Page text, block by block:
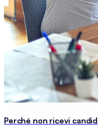
Perché non ricevi